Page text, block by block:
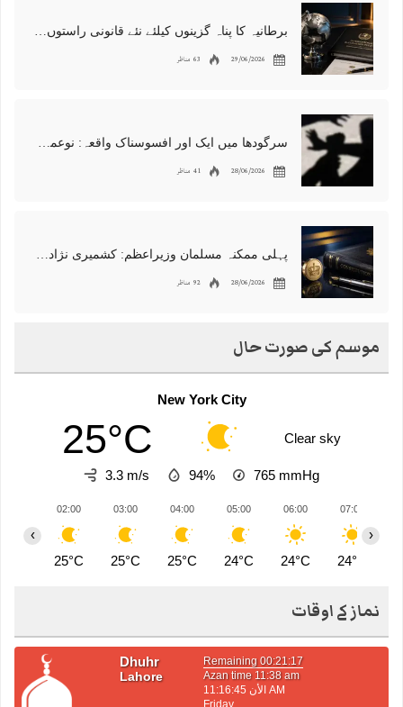
برطانیہ کا پناہ گزینوں کیلئے نئے قانونی راستوں اور اسپانسر شپ نظام کا اعلان
29/06/2026 63 مناظر
سرگودھا میں ایک اور افسوسناک واقعہ: نوعمر لڑکے سے مبینہ زیادتی، مقدمہ درج
28/06/2026 41 مناظر
پہلی ممکنہ مسلمان وزیراعظم: کشمیری نژاد شبانہ محمود برطانیہ میں مقبول
28/06/2026 92 مناظر
موسم کی صورت حال
New York City
25°C Clear sky
3.3 m/s 94% 765 mmHg
02:00
25°C
03:00
25°C
04:00
25°C
05:00
24°C
06:00
24°C
07:00
24°C
‹ ›
نماز کے اوقات